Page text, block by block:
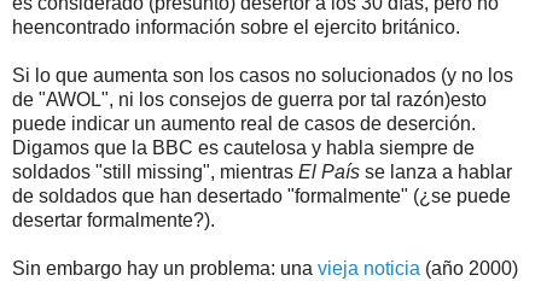
heencontrado información sobre el ejercito británico.
Si lo que aumenta son los casos no solucionados (y no los
de "AWOL", ni los consejos de guerra por tal razón)esto
puede indicar un aumento real de casos de deserción.
Digamos que la BBC es cautelosa y habla siempre de
soldados "still missing", mientras El País se lanza a hablar
de soldados que han desertado "formalmente" (¿se puede
desertar formalmente?).
Sin embargo hay un problema: una vieja noticia (año 2000)